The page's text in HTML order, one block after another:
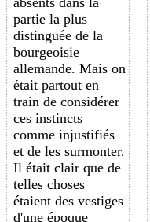
partie la plus
distinguée de la
bourgeoisie
allemande. Mais on
était partout en
train de considérer
ces instincts
comme injustifiés
et de les surmonter.
Il était clair que de
telles choses
étaient des vestiges
d'une époque